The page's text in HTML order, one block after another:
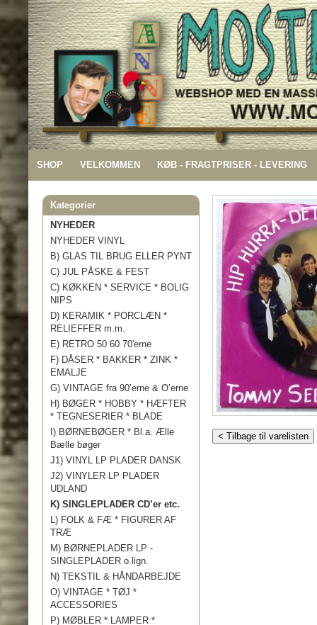
SHOP VELKOMMEN KØB - FRAGTPRISER - LEVERING
Kategorier
NYHEDER
NYHEDER VINYL
B) GLAS TIL BRUG ELLER PYNT
C) JUL PÅSKE & FEST
C) KØKKEN * SERVICE * BOLIG
NIPS
D) KERAMIK * PORCLÆN *
RELIEFFER m.m.
E) RETRO 50 60 70'erne
F) DÅSER * BAKKER * ZINK *
EMALJE
G) VINTAGE fra 90’erne & O’erne
H) BØGER * HOBBY * HÆFTER
* TEGNESERIER * BLADE
I) BØRNEBØGER * Bl.a. Ælle
Bælle bøger
J1) VINYL LP PLADER DANSK
J2) VINYLER LP PLADER
UDLAND
K) SINGLEPLADER CD’er etc.
L) FOLK & FÆ * FIGURER AF
TRÆ
M) BØRNEPLADER LP -
SINGLEPLADER o.lign.
N) TEKSTIL & HÅNDARBEJDE
O) VINTAGE * TØJ *
ACCESSORIES
P) MØBLER * LAMPER *
< Tilbage til varelisten